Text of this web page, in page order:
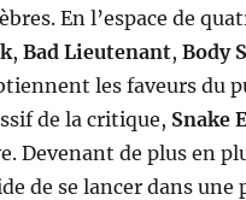
En l’espace de
, Bad Lieutenant, Body
les faveurs du
de la critique, Snake
Devenant de plus en
de se lancer dans